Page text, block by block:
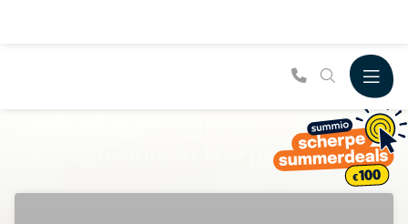
vakantiehuis in Herpen